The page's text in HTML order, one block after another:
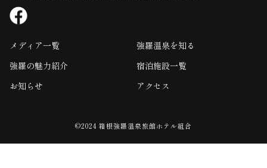
メディア一覧
強羅温泉を知る
強羅の魅力紹介
宿泊施設一覧
お知らせ
アクセス
©2024 箱根強羅温泉旅館ホテル組合